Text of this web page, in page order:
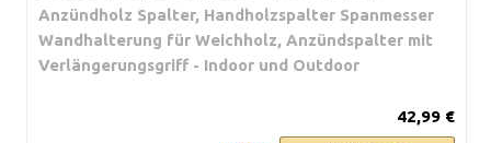
Anzündholz Spalter, Handholzspalter Spanmesser
Wandhalterung für Weichholz, Anzündspalter mit
Verlängerungsgriff - Indoor und Outdoor
42,99 €